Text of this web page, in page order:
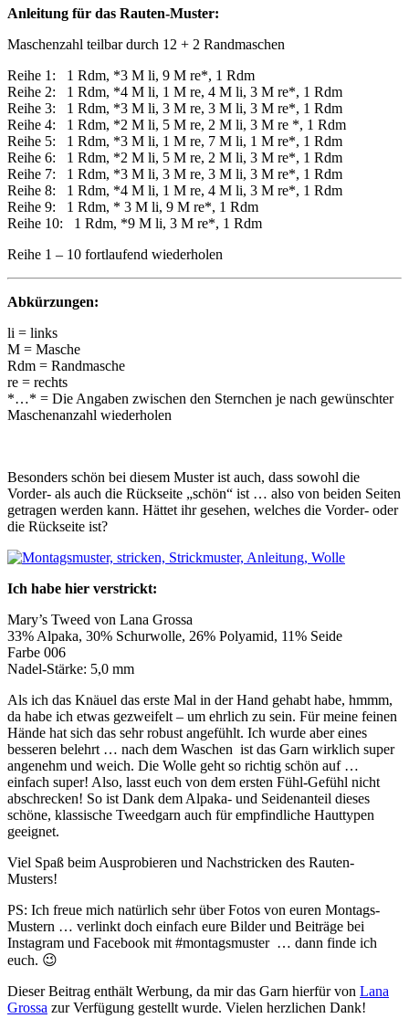
Anleitung für das Rauten-Muster:
Maschenzahl teilbar durch 12 + 2 Randmaschen
Reihe 1: 1 Rdm, *3 M li, 9 M re*, 1 Rdm
Reihe 2: 1 Rdm, *4 M li, 1 M re, 4 M li, 3 M re*, 1 Rdm
Reihe 3: 1 Rdm, *3 M li, 3 M re, 3 M li, 3 M re*, 1 Rdm
Reihe 4: 1 Rdm, *2 M li, 5 M re, 2 M li, 3 M re *, 1 Rdm
Reihe 5: 1 Rdm, *3 M li, 1 M re, 7 M li, 1 M re*, 1 Rdm
Reihe 6: 1 Rdm, *2 M li, 5 M re, 2 M li, 3 M re*, 1 Rdm
Reihe 7: 1 Rdm, *3 M li, 3 M re, 3 M li, 3 M re*, 1 Rdm
Reihe 8: 1 Rdm, *4 M li, 1 M re, 4 M li, 3 M re*, 1 Rdm
Reihe 9: 1 Rdm, * 3 M li, 9 M re*, 1 Rdm
Reihe 10: 1 Rdm, *9 M li, 3 M re*, 1 Rdm
Reihe 1 – 10 fortlaufend wiederholen
Abkürzungen:
li = links
M = Masche
Rdm = Randmasche
re = rechts
*…* = Die Angaben zwischen den Sternchen je nach gewünschter
Maschenanzahl wiederholen
Besonders schön bei diesem Muster ist auch, dass sowohl die
Vorder- als auch die Rückseite „schön“ ist … also von beiden Seiten
getragen werden kann. Hättet ihr gesehen, welches die Vorder- oder
die Rückseite ist?
Ich habe hier verstrickt:
Mary’s Tweed von Lana Grossa
33% Alpaka, 30% Schurwolle, 26% Polyamid, 11% Seide
Farbe 006
Nadel-Stärke: 5,0 mm
Als ich das Knäuel das erste Mal in der Hand gehabt habe, hmmm,
da habe ich etwas gezweifelt – um ehrlich zu sein. Für meine feinen
Hände hat sich das sehr robust angefühlt. Ich wurde aber eines
besseren belehrt … nach dem Waschen ist das Garn wirklich super
angenehm und weich. Die Wolle geht so richtig schön auf …
einfach super! Also, lasst euch von dem ersten Fühl-Gefühl nicht
abschrecken! So ist Dank dem Alpaka- und Seidenanteil dieses
schöne, klassische Tweedgarn auch für empfindliche Hauttypen
geeignet.
Viel Spaß beim Ausprobieren und Nachstricken des Rauten-
Musters!
PS: Ich freue mich natürlich sehr über Fotos von euren Montags-
Mustern … verlinkt doch einfach eure Bilder und Beiträge bei
Instagram und Facebook mit #montagsmuster … dann finde ich
euch. 😉
Dieser Beitrag enthält Werbung, da mir das Garn hierfür von Lana
Grossa zur Verfügung gestellt wurde. Vielen herzlichen Dank!